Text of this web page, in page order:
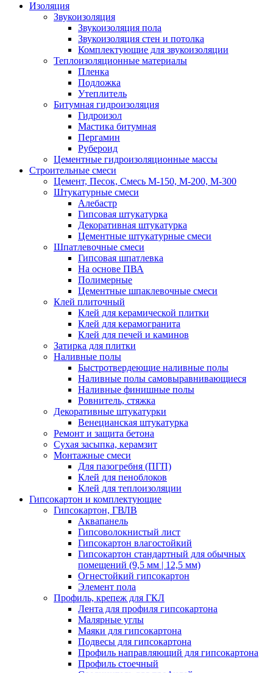
Изоляция
Звукоизоляция
Звукоизоляция пола
Звукоизоляция стен и потолка
Комплектующие для звукоизоляции
Теплоизоляционные материалы
Пленка
Подложка
Утеплитель
Битумная гидроизоляция
Гидроизол
Мастика битумная
Пергамин
Рубероид
Цементные гидроизоляционные массы
Строительные смеси
Цемент, Песок, Смесь М-150, М-200, М-300
Штукатурные смеси
Алебастр
Гипсовая штукатурка
Декоративная штукатурка
Цементные штукатурные смеси
Шпатлевочные смеси
Гипсовая шпатлевка
На основе ПВА
Полимерные
Цементные шпаклевочные смеси
Клей плиточный
Клей для керамической плитки
Клей для керамогранита
Клей для печей и каминов
Затирка для плитки
Наливные полы
Быстротвердеющие наливные полы
Наливные полы самовыравнивающиеся
Наливные финишные полы
Ровнитель, стяжка
Декоративные штукатурки
Венецианская штукатурка
Ремонт и защита бетона
Сухая засыпка, керамзит
Монтажные смеси
Для пазогребня (ПГП)
Клей для пеноблоков
Клей для теплоизоляции
Гипсокартон и комплектующие
Гипсокартон, ГВЛВ
Аквапанель
Гипсоволокнистый лист
Гипсокартон влагостойкий
Гипсокартон стандартный для обычных
помещений (9,5 мм | 12,5 мм)
Огнестойкий гипсокартон
Элемент пола
Профиль, крепеж для ГКЛ
Лента для профиля гипсокартона
Малярные углы
Маяки для гипсокартона
Подвесы для гипсокартона
Профиль направляющий для гипсокартона
Профиль стоечный